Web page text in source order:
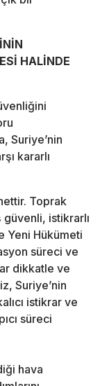
HALİNDE
Suriye’nin
kararlı
Toprak
istikrarlı
Yeni Hükümeti
süreci ve
dikkatle ve
Suriye’nin
istikrar ve
süreci
hava